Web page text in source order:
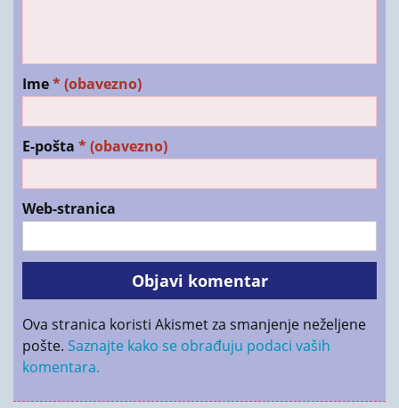
Ime* (obavezno)
E-pošta * (obavezno)
Web-stranica
Ova stranica koristi Akismet za smanjenje neželjene
pošte. Saznajte kako se obrađuju podaci vaših
komentara.